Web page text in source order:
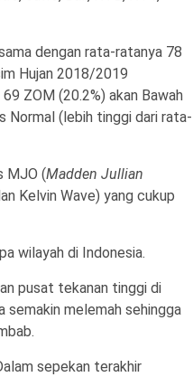
dengan rata-ratanya 78
Hujan 2018/2019
ZOM (20.2%) akan Bawah
Normal (lebih tinggi dari rata-
MJO (Madden Jullian
Kelvin Wave) yang cukup
wilayah di Indonesia.
pusat tekanan tinggi di
semakin melemah sehingga
sepekan terakhir